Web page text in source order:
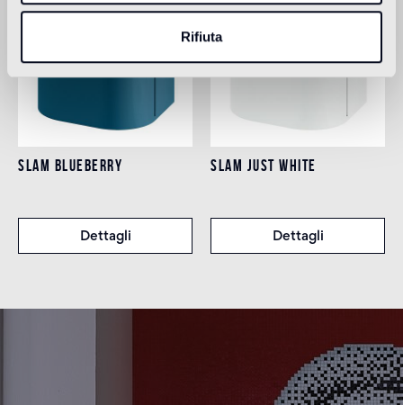
Rifiuta
SLAM BLUEBERRY
Dettagli
SLAM JUST WHITE
Dettagli